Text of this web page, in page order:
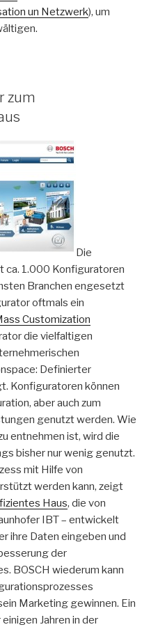
un Netzwerk), um
zum
Die
ca. 1.000 Konfiguratoren
Branchen engesetzt
oftmals ein
Customization
die vielfaltigen
Definierter
Konfiguratoren können
aber auch zum
genutzt werden. Wie
entnehmen ist, wird die
bisher nur wenig genutzt.
mit Hilfe von
werden kann, zeigt
Haus, die von
IBT – entwickelt
ihre Daten eingeben und
der
BOSCH wiederum kann
Marketing gewinnen. Ein
Jahren in der